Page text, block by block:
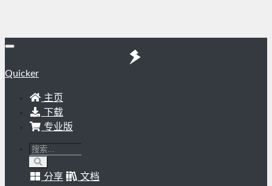
Quicker
主页
下载
专业版
分享
文档